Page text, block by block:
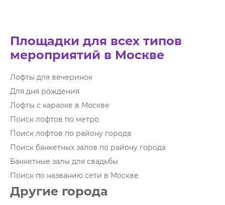
Площадки для всех типов
мероприятий в Москве
Лофты для вечеринок
Для дня рождения
Лофты с караоке в Москве
Поиск лофтов по метро
Поиск лофтов по району города
Поиск банкетных залов по району города
Банкетные залы для свадьбы
Поиск по названию сети в Москве
Другие города